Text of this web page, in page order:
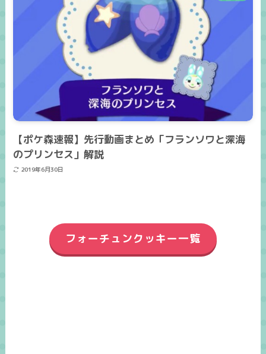
【ポケ森速報】先行動画まとめ「フランソワと深海
のプリンセス」解説
2019年6月30日
フォーチュンクッキー一覧